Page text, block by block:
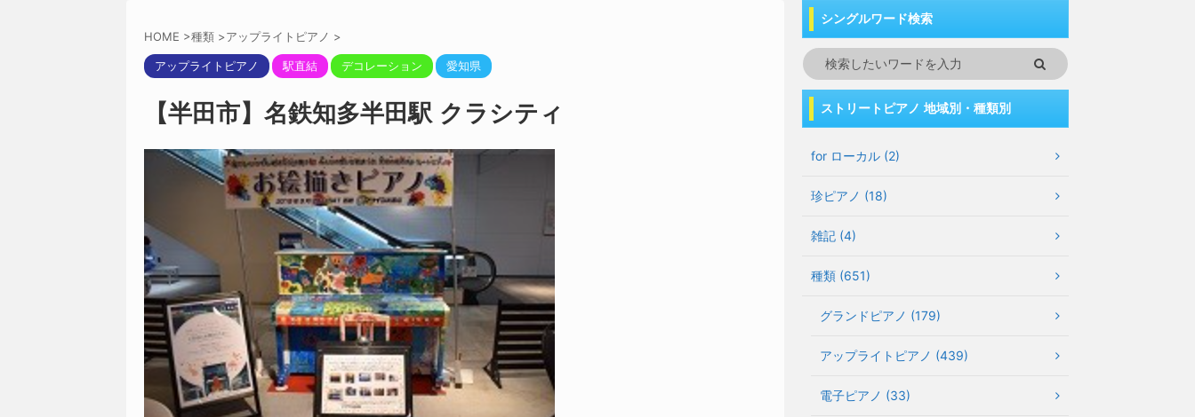
HOME >種類 >アップライトピアノ >
アップライトピアノ 駅直結 デコレーション 愛知県
【半田市】名鉄知多半田駅 クラシティ
シングルワード検索
ストリートピアノ 地域別・種類別
for ローカル (2)
珍ピアノ (18)
雑記 (4)
種類 (651)
グランドピアノ (179)
アップライトピアノ (439)
電子ピアノ (33)